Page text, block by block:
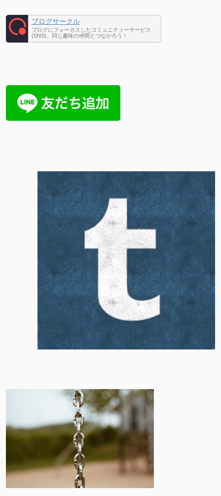
ブログサークル
ブログにフォーカスしたコミュニティーサービス
(SNS)。同じ趣味の仲間とつながろう！